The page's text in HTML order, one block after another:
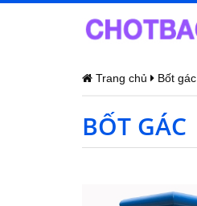
Trang chủ Bốt gác
BỐT GÁC